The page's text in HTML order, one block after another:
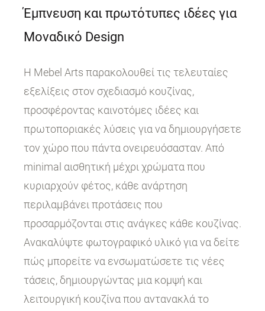
Έμπνευση και πρωτότυπες ιδέες για
Μοναδικό Design
Η Mebel Arts παρακολουθεί τις τελευταίες
εξελίξεις στον σχεδιασμό κουζίνας,
προσφέροντας καινοτόμες ιδέες και
πρωτοποριακές λύσεις για να δημιουργήσετε
τον χώρο που πάντα ονειρευόσασταν. Από
minimal αισθητική μέχρι χρώματα που
κυριαρχούν φέτος, κάθε ανάρτηση
περιλαμβάνει προτάσεις που
προσαρμόζονται στις ανάγκες κάθε κουζίνας.
Ανακαλύψτε φωτογραφικό υλικό για να δείτε
πώς μπορείτε να ενσωματώσετε τις νέες
τάσεις, δημιουργώντας μια κομψή και
λειτουργική κουζίνα που αντανακλά το